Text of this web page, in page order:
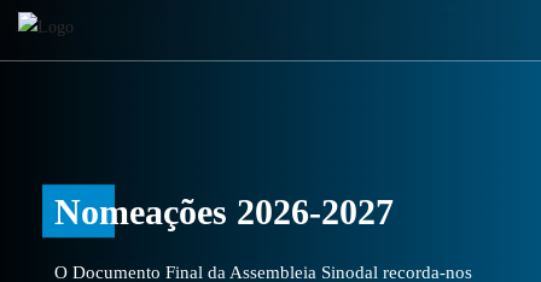
Nomeações 2026-2027
O Documento Final da Assembleia Sinodal recorda-nos